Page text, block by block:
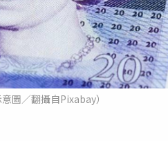
圖∕翻攝自Pixabay）